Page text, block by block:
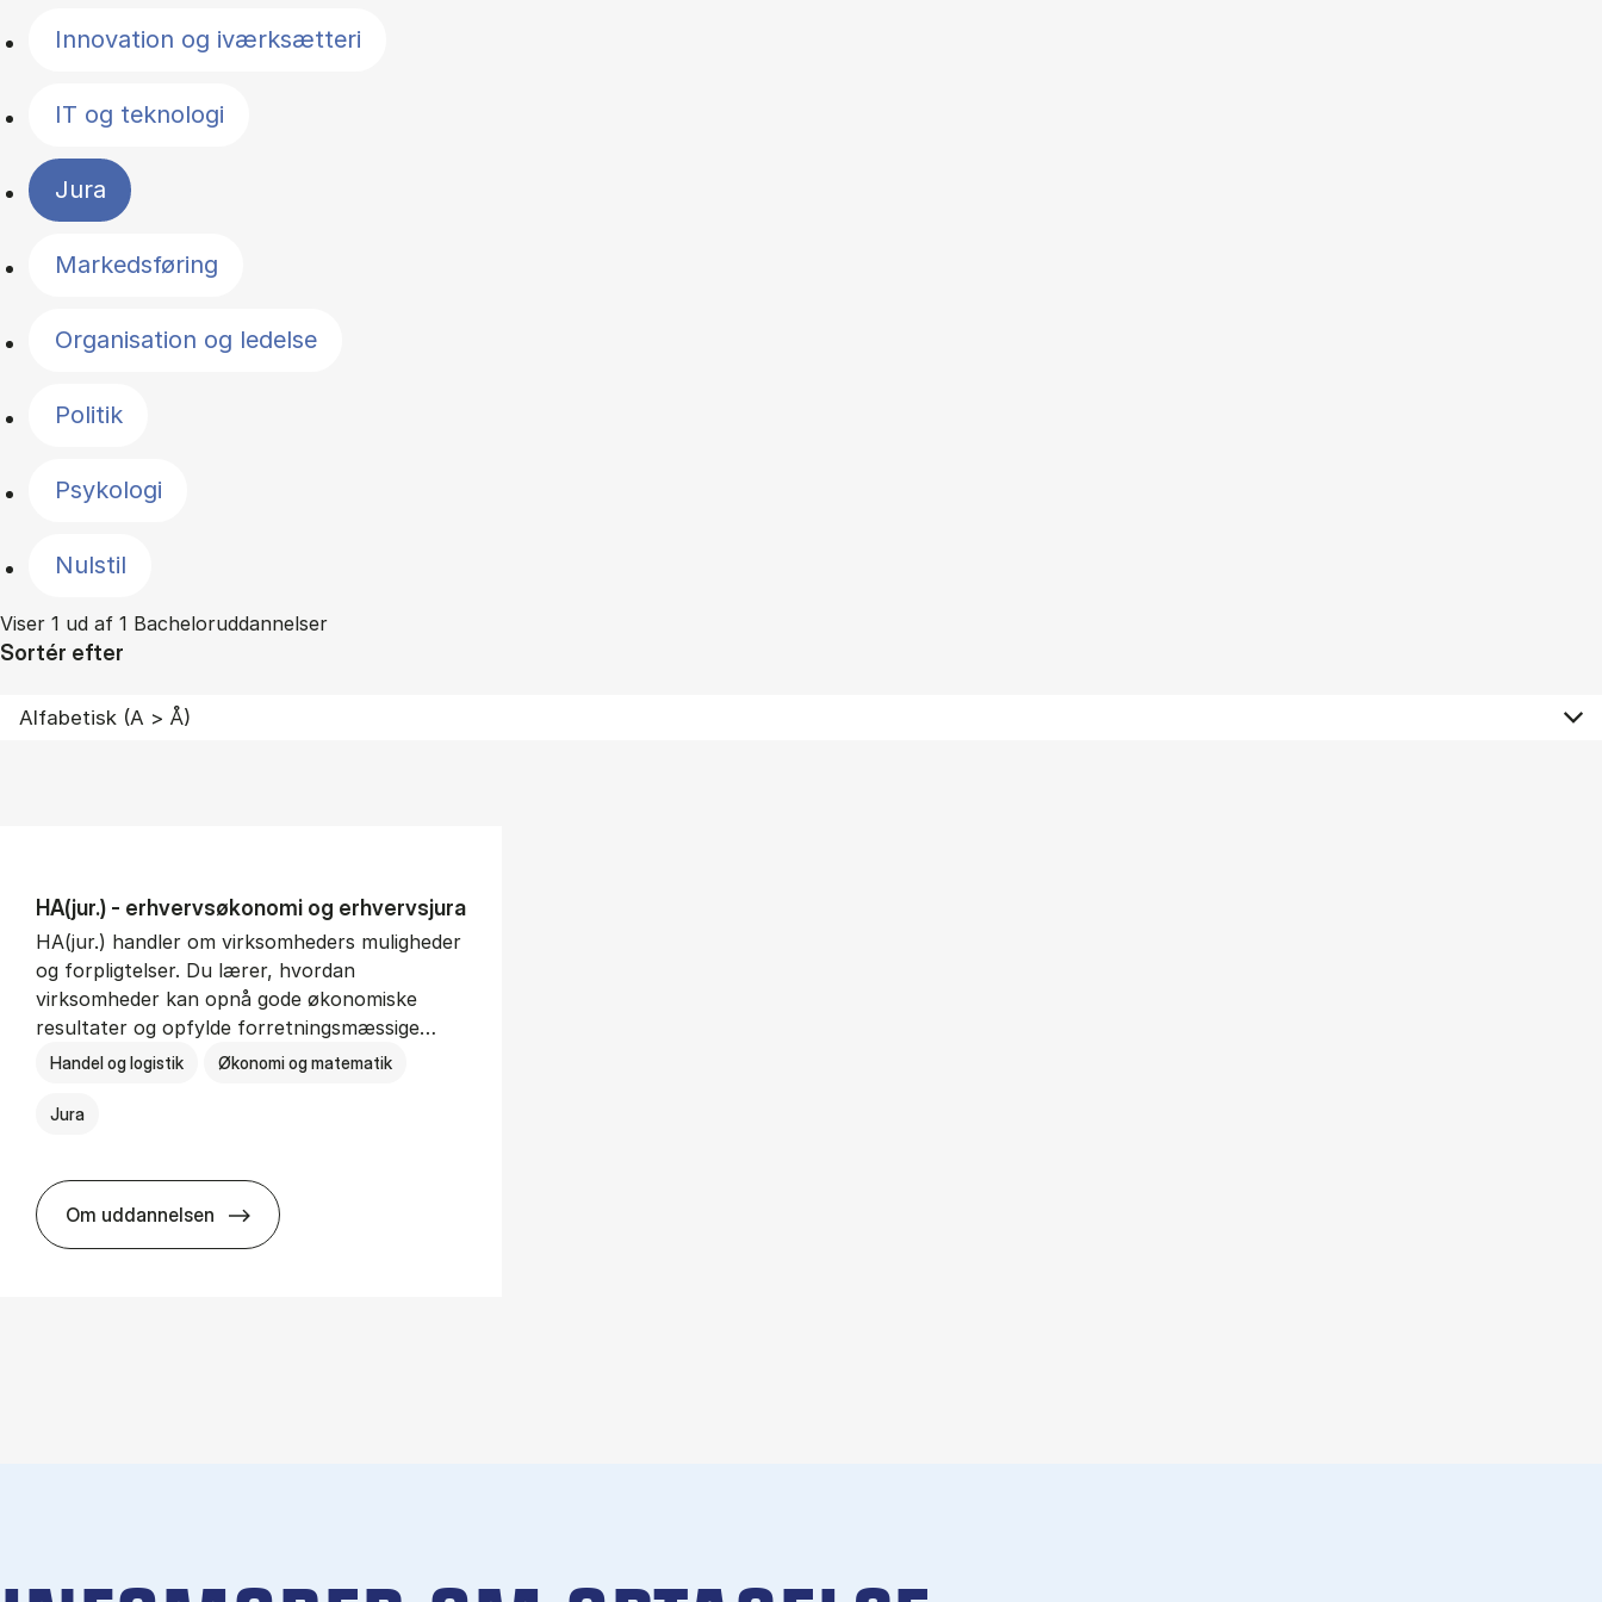
Innovation og iværksætteri
IT og teknologi
Jura
Markedsføring
Organisation og ledelse
Politik
Psykologi
Nulstil
Viser 1 ud af 1 Bacheloruddannelser
Sortér efter
HA(jur.) - erhvervs­økonomi og erhvervs­jura
HA(jur.) handler om virksomheders muligheder
og forpligtelser. Du lærer, hvordan
virksomheder kan opnå gode økonomiske
resultater og opfylde forretningsmæssige…
Handel og logistik Økonomi og matematik
Jura
Om uddannelsen
HA(jur.) - erhvervs­økonomi og erhvervs­jura